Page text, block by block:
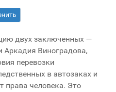
двух заключенных —
Аркадия Виноградова,
перевозки
в автозаках и
права человека. Это